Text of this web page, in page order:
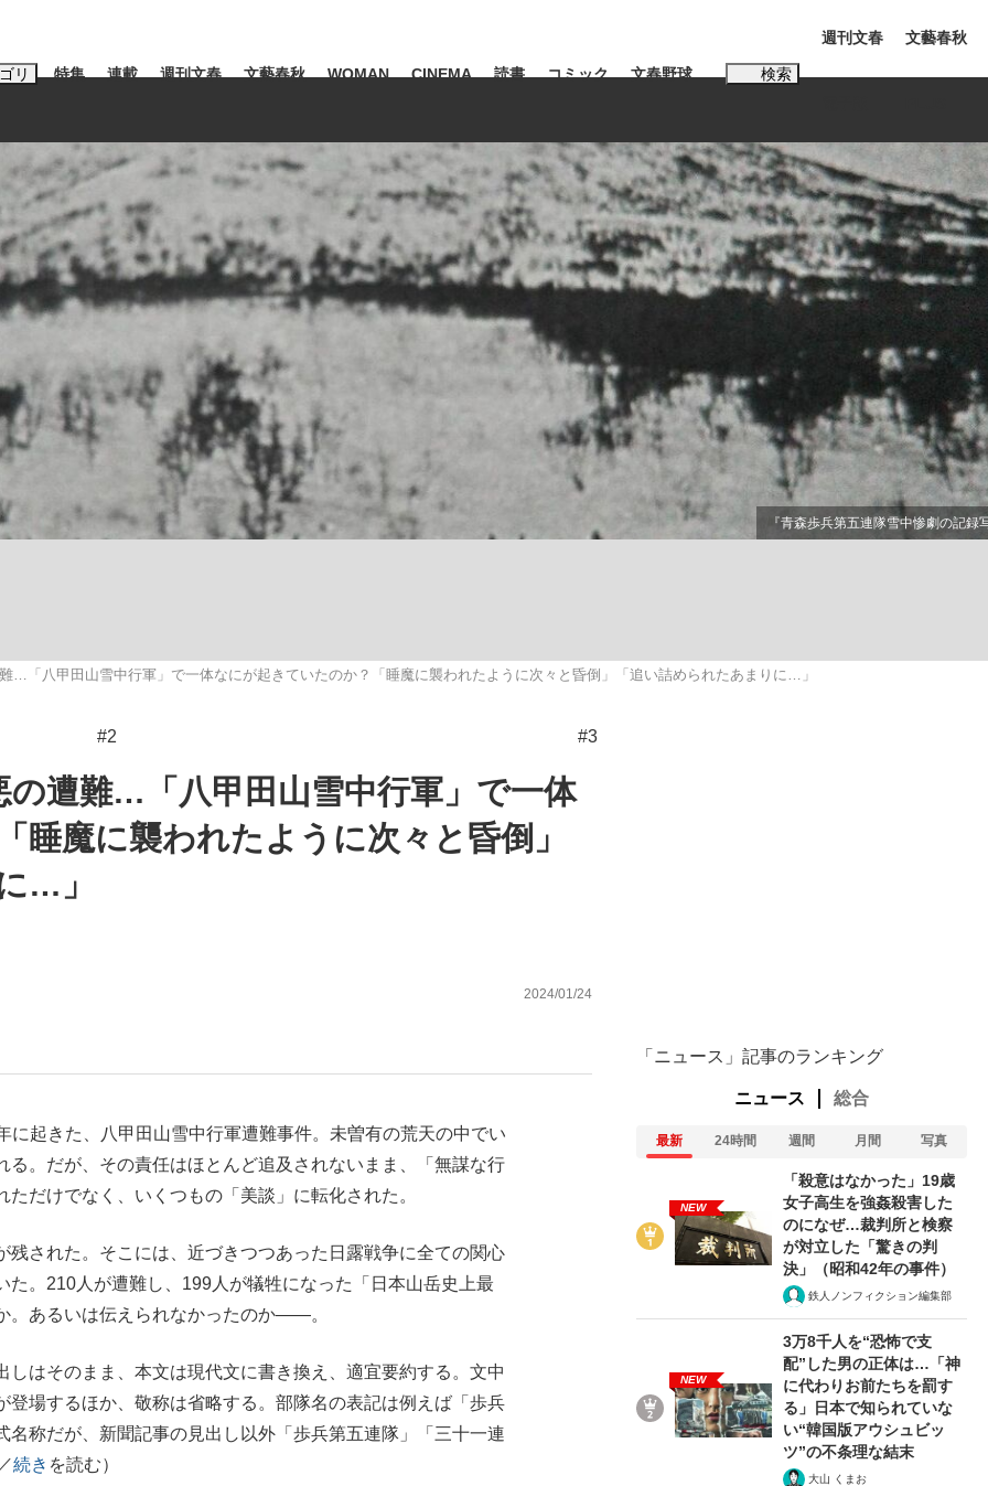
リ
明かした日本代表監督に... 「最悪の空気のまま解散」WBC日本代表“敗戦”の真実 選手が明かす...
特集
観る将棋、読む将棋
連載 週刊文春 文藝春秋 WOMAN CINEMA 読書 コミック 文春野球 検索
ワードタグ一覧
凌輝 #高市早苗 #後藤真希 #森岡毅 #城彰二 #内田有紀
#松田聖子
亀和田武
週刊文春 文藝春秋
…「八甲田山雪中行軍」で一体なにが起きていたのか？「睡魔に襲われたように次々と昏倒」「追い詰められたあまりに…」
#2 #3
の遭難…「八甲田山雪中行軍」で一体
睡魔に襲われたように次々と昏倒」
…」
2024/01/24
起きた、八甲田山雪中行軍遭難事件。未曽有の荒天の中でい
る。だが、その責任はほとんど追及されないまま、「無謀な行
だけでなく、いくつもの「美談」に転化された。
された。そこには、近づきつつあった日露戦争に全ての関心
た。210人が遭難し、199人が犠牲になった「日本山岳史上最
。あるいは伝えられなかったのか――。
はそのまま、本文は現代文に書き換え、適宜要約する。文中
登場するほか、敬称は省略する。部隊名の表記は例えば「歩兵
名称だが、新聞記事の見出し以外「歩兵第五連隊」「三十一連
続き を読む）
「ニュース」記事のランキング
ニュース 総合
最新 24時間 週間 月間 写真
NEW
「殺意はなかった」19歳
女子高生を強姦殺害した
のになぜ…裁判所と検察
が対立した「驚きの判
決」（昭和42年の事件）
鉄人ノンフィクション編集部
NEW
3万8千人を“恐怖で支
配”した男の正体は…「神
に代わりお前たちを罰す
る」日本で知られていな
い“韓国版アウシュビッ
ツ”の不条理な結末
大山 くまお